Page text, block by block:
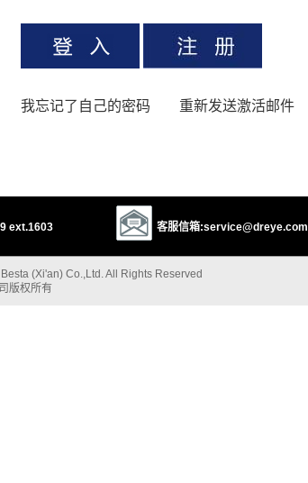
我忘记了自己的密码 重新发送激活邮件
ext.1603 客服信箱:service@dreye.com
(Xi'an) Co.,Ltd. All Rights Reserved
版权所有